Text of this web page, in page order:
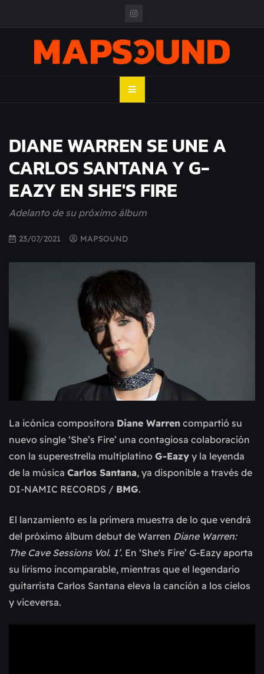
MAPSOUND
DIANE WARREN SE UNE A
CARLOS SANTANA Y G-
EAZY EN SHE'S FIRE
Adelanto de su próximo álbum
23/07/2021 MAPSOUND
La icónica compositora Diane Warren compartió su
nuevo single ‘She’s Fire’ una contagiosa colaboración
con la superestrella multiplatino G-Eazy y la leyenda
de la música Carlos Santana, ya disponible a través de
DI-NAMIC RECORDS / BMG.
El lanzamiento es la primera muestra de lo que vendrá
del próximo álbum debut de Warren Diane Warren:
The Cave Sessions Vol. 1’. En ‘She's Fire’ G-Eazy aporta
su lirismo incomparable, mientras que el legendario
guitarrista Carlos Santana eleva la canción a los cielos
y viceversa.